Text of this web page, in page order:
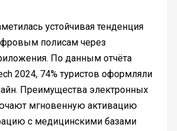
устойчивая тенденция
полисам через
По данным отчёта
2024, 74% туристов оформляли
Преимущества электронных
мгновенную активацию
с медицинскими базами